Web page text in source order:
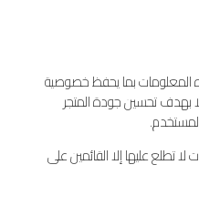
المعلومات بما يحفظ خصوصية
بهدف تحسين جودة المتجر
المستخدم.
عليها إلا القائمين على